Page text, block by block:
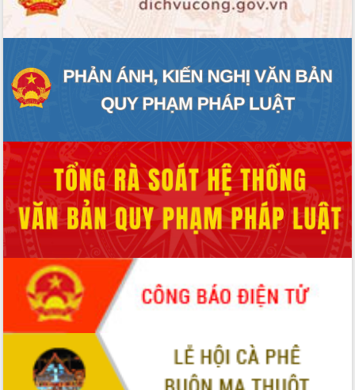
QUY HOẠCH - KẾ HOẠCH
VIDEO
Không có file video nào để phát.